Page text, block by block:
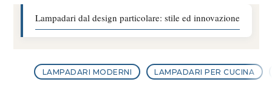
Lampadari dal design particolare: stile ed innovazione
LAMPADARI MODERNI LAMPADARI PER CUCINA